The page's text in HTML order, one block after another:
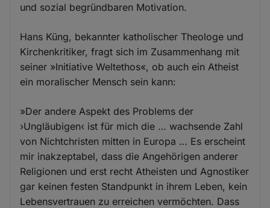
und sozial begründbaren Motivation.
Hans Küng, bekannter katholischer Theologe und
Kirchenkritiker, fragt sich im Zusammenhang mit
seiner »Initiative Weltethos«, ob auch ein Atheist
ein moralischer Mensch sein kann:
»Der andere Aspekt des Problems der
›Ungläubigen‹ ist für mich die … wachsende Zahl
von Nichtchristen mitten in Europa … Es erscheint
mir inakzeptabel, dass die Angehörigen anderer
Religionen und erst recht Atheisten und Agnostiker
gar keinen festen Standpunkt in ihrem Leben, kein
Lebensvertrauen zu erreichen vermöchten. Dass